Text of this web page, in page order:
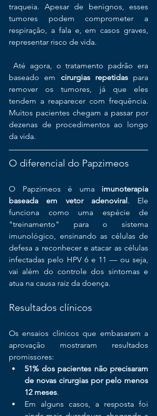
traqueia. Apesar de benignos, esses
tumores podem comprometer a
respiração, a fala e, em casos graves,
representar risco de vida.
baseado em cirurgias repetidas para
remover os tumores, já que eles
tendem a reaparecer com frequência.
Muitos pacientes chegam a passar por
dezenas de procedimentos ao longo
da vida.
O diferencial do Papzimeos
O Papzimeos é uma imunoterapia
baseada em vetor adenoviral. Ele
funciona como uma espécie de
"treinamento" para o sistema
imunológico, ensinando as células de
defesa a reconhecer e atacar as células
infectadas pelo HPV 6 e 11 — ou seja,
vai além do controle dos sintomas e
atua na causa raiz da doença.
Resultados clínicos
Os ensaios clínicos que embasaram a
aprovação mostraram resultados
promissores:
51% dos pacientes não precisaram
de novas cirurgias por pelo menos
12 meses.
Em alguns casos, a resposta foi